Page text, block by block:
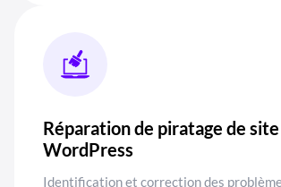
Réparation de piratage de site
WordPress
Identification et correction des